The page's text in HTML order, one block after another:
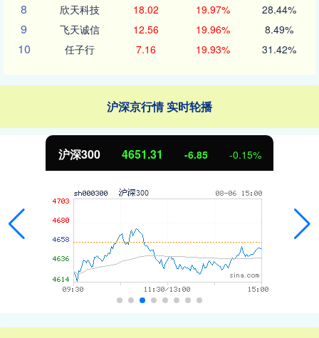
8 欣天科技 18.02 19.97% 28.44%
9 飞天诚信 12.56 19.96% 8.49%
10 任子行 7.16 19.93% 31.42%
沪深京行情 实时轮播
沪深300 4651.31 -6.85 -0.15%